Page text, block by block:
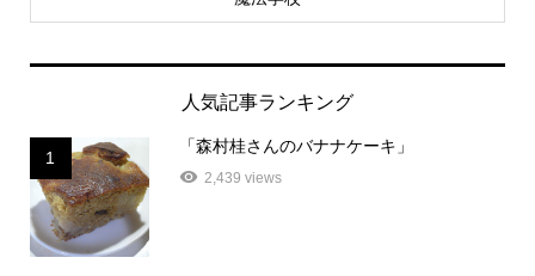
人気記事ランキング
1
「森村桂さんのバナナケーキ」
2,439 views